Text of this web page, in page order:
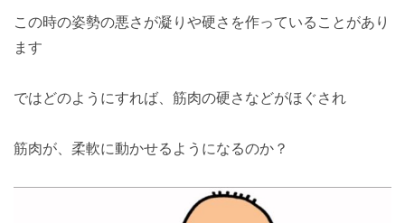
この時の姿勢の悪さが凝りや硬さを作っていることがあり
ます
ではどのようにすれば、筋肉の硬さなどがほぐされ
筋肉が、柔軟に動かせるようになるのか？